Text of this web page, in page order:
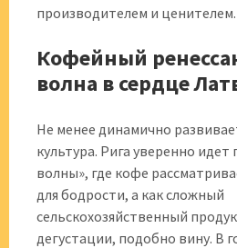
производителем и ценителем.
Кофейный
волна в сердце
Не менее динамично
культура. Рига уверенно идет
волны», где кофе
для бодрости, а как сложный
сельскохозяйственный
дегустации, подобно вину. В